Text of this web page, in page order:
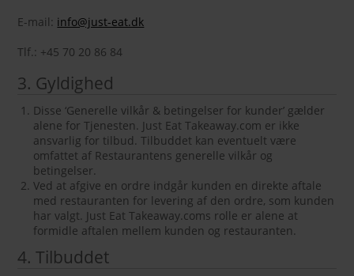
E-mail: info@just-eat.dk
Tlf.: +45 70 20 86 84
3. Gyldighed
Disse ‘Generelle vilkår & betingelser for kunder’ gælder
alene for Tjenesten. Just Eat Takeaway.com er ikke
ansvarlig for tilbud. Tilbuddet kan eventuelt være
omfattet af Restaurantens generelle vilkår og
betingelser.
Ved at afgive en ordre indgår kunden en direkte aftale
med restauranten for levering af den ordre, som kunden
har valgt. Just Eat Takeaway.coms rolle er alene at
formidle aftalen mellem kunden og restauranten.
4. Tilbuddet